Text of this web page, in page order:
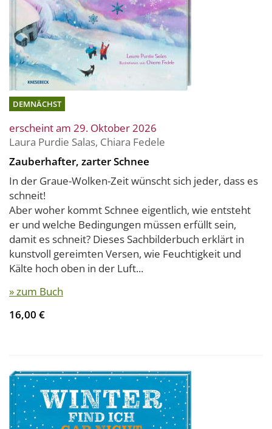
DEMNÄCHST
erscheint am 29. Oktober 2026
Laura Purdie Salas, Chiara Fedele
Zauberhafter, zarter Schnee
In der Graue-Wolken-Zeit wünscht sich jeder, dass es
schneit!
Aber woher kommt Schnee eigentlich, wie entsteht
er und welche Bedingungen müssen erfüllt sein,
damit es schneit? Dieses Sachbilderbuch erklärt in
kunstvoll gereimten Versen, wie Feuchtigkeit und
Kälte hoch oben in der Luft...
» zum Buch
16,00 €